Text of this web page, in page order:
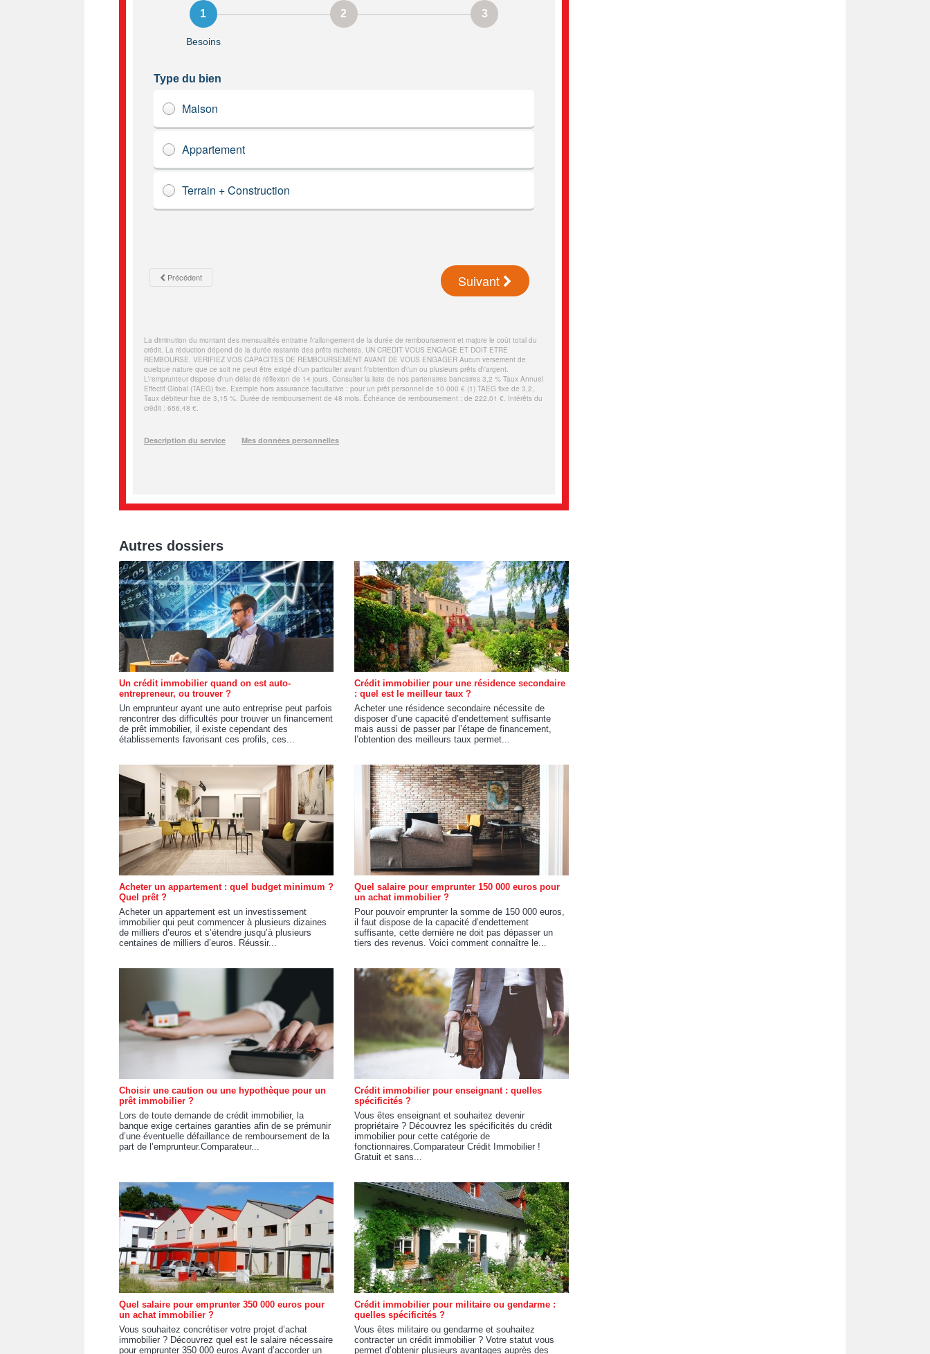
Autres dossiers
Un crédit immobilier quand on est auto-
entrepreneur, ou trouver ?
Un emprunteur ayant une auto entreprise peut parfois
rencontrer des difficultés pour trouver un financement
de prêt immobilier, il existe cependant des
établissements favorisant ces profils, ces...
Crédit immobilier pour une résidence secondaire
: quel est le meilleur taux ?
Acheter une résidence secondaire nécessite de
disposer d’une capacité d’endettement suffisante
mais aussi de passer par l’étape de financement,
l’obtention des meilleurs taux permet...
Acheter un appartement : quel budget minimum ?
Quel prêt ?
Acheter un appartement est un investissement
immobilier qui peut commencer à plusieurs dizaines
de milliers d’euros et s’étendre jusqu’à plusieurs
centaines de milliers d’euros. Réussir...
Quel salaire pour emprunter 150 000 euros pour
un achat immobilier ?
Pour pouvoir emprunter la somme de 150 000 euros,
il faut dispose de la capacité d’endettement
suffisante, cette dernière ne doit pas dépasser un
tiers des revenus. Voici comment connaître le...
Choisir une caution ou une hypothèque pour un
prêt immobilier ?
Lors de toute demande de crédit immobilier, la
banque exige certaines garanties afin de se prémunir
d’une éventuelle défaillance de remboursement de la
part de l’emprunteur.Comparateur...
Crédit immobilier pour enseignant : quelles
spécificités ?
Vous êtes enseignant et souhaitez devenir
propriétaire ? Découvrez les spécificités du crédit
immobilier pour cette catégorie de
fonctionnaires.Comparateur Crédit Immobilier !
Gratuit et sans...
Quel salaire pour emprunter 350 000 euros pour
un achat immobilier ?
Vous souhaitez concrétiser votre projet d’achat
immobilier ? Découvrez quel est le salaire nécessaire
pour emprunter 350 000 euros.Avant d’accorder un
Crédit immobilier pour militaire ou gendarme :
quelles spécificités ?
Vous êtes militaire ou gendarme et souhaitez
contracter un crédit immobilier ? Votre statut vous
permet d’obtenir plusieurs avantages auprès des